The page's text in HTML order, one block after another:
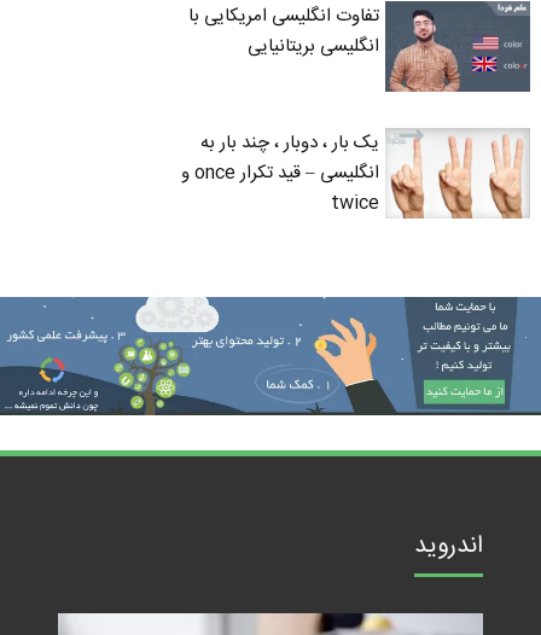
تفاوت انگلیسی امریکایی با
انگلیسی بریتانیایی
یک بار ، دوبار ، چند بار به
انگلیسی – قید تکرار once و
twice
اندروید